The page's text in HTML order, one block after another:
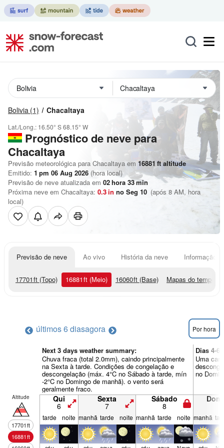
Bolivia (1) Chacaltaya
Lat./Long.: 16.50° S68.15° W
Prognóstico de neve para
Chacaltaya
Previsão meteorológica para Chacaltaya em 16881 ft altitude
Emitido: 1 pm 06 Aug 2026 (hora local)
Previsão de neve atualizada em 02hora 33min
Próxima neve em Chacaltaya: 0.3in no Seg 10 (após 8 AM, hora
local)
Previsão de neve Ao vivo História da neve Informação
17701ft (Topo) 16881ft (Meio) 16060ft (Base) Mapas do tempo
últimos 6 diasagora Por hora
Next 3 days weather summary:
Chuva fraca (total 2.0mm), caindo principalmente
na Sexta à tarde. Condições de congelação e
descongelação (máx. 4°C no Sábado à tarde, mín
-2°C no Domingo de manhã). o vento será
geralmente fraco.
Dias 4-6
Uma
no
Altitude
17701ft
16881ft
Qui
6
Sexta
7
Sábado
8
tarde noite manhã tarde noite manhã tarde noite manhã